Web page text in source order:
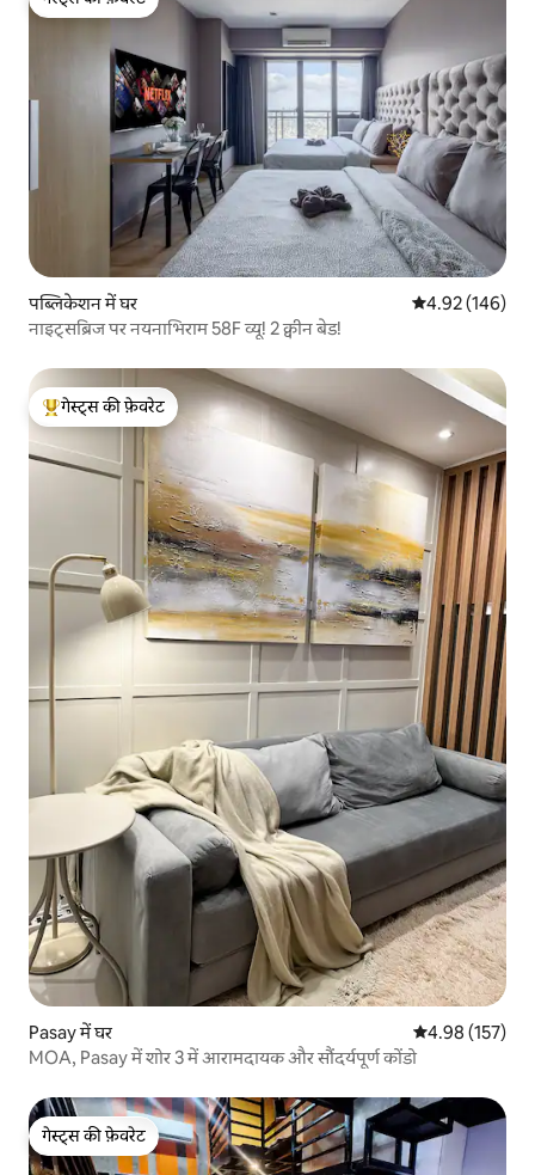
गेस्ट्स की फ़ेवरेट
पब्लिकेशन में घर औसत रेटिंग 5 में से
4.92 (146)
नाइट्सब्रिज पर नयनाभिराम 58F व्यू! 2 क्वीन बेड!
गेस्ट्स का टॉप फ़ेवरेट
गेस्ट्स की फ़ेवरेट
Pasay में घर औसत रेटिंग 5 में से
4.98 (157)
MOA, Pasay में शोर 3 में आरामदायक और सौंदर्यपूर्ण कोंडो
गेस्ट्स की फ़ेवरेट
गेस्ट्स की फ़ेवरेट